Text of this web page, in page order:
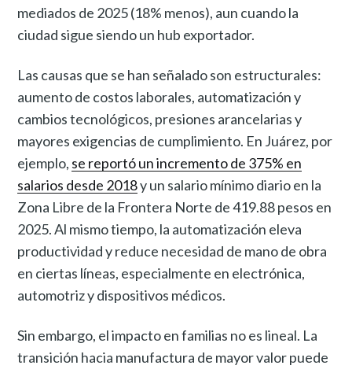
mediados de 2025 (18% menos), aun cuando la
ciudad sigue siendo un hub exportador.
Las causas que se han señalado son estructurales:
aumento de costos laborales, automatización y
cambios tecnológicos, presiones arancelarias y
mayores exigencias de cumplimiento. En Juárez, por
ejemplo, se reportó un incremento de 375% en
salarios desde 2018y un salario mínimo diario en la
Zona Libre de la Frontera Norte de 419.88 pesos en
2025. Al mismo tiempo, la automatización eleva
productividad y reduce necesidad de mano de obra
en ciertas líneas, especialmente en electrónica,
automotriz y dispositivos médicos.
Sin embargo, el impacto en familias no es lineal. La
transición hacia manufactura de mayor valor puede